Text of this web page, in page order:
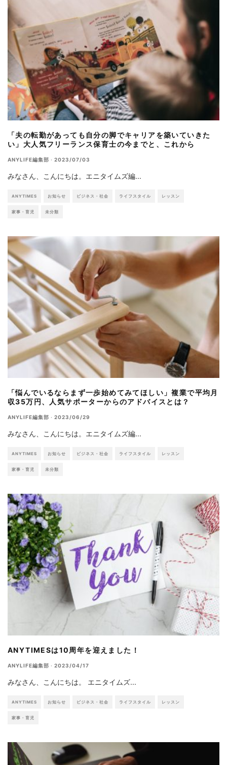
「夫の転勤があっても自分の脚でキャリアを築いていきた
い」大人気フリーランス保育士の今までと、これから
ANYLIFE編集部 · 2023/07/03
みなさん、こんにちは。エニタイムズ編...
ANYTIMES お知らせ ビジネス・社会 ライフスタイル レッスン
家事・育児 未分類
「悩んでいるならまず一歩始めてみてほしい」複業で平均月
収35万円、人気サポーターからのアドバイスとは？
ANYLIFE編集部 · 2023/06/29
みなさん、こんにちは。エニタイムズ編...
ANYTIMES お知らせ ビジネス・社会 ライフスタイル レッスン
家事・育児 未分類
ANYTIMESは10周年を迎えました！
ANYLIFE編集部 · 2023/04/17
みなさん、こんにちは。 エニタイムズ...
ANYTIMES お知らせ ビジネス・社会 ライフスタイル レッスン
家事・育児